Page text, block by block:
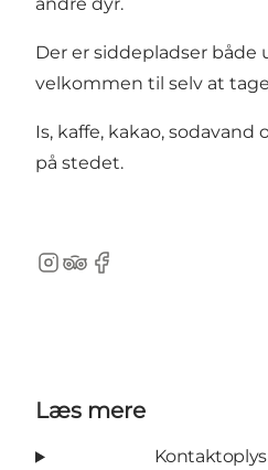
andre dyr.
Der er siddepladser både
velkommen til selv at
Is, kaffe, kakao, sodavand
på stedet.
Instagram
TripAdvisor
Facebook
Læs mere